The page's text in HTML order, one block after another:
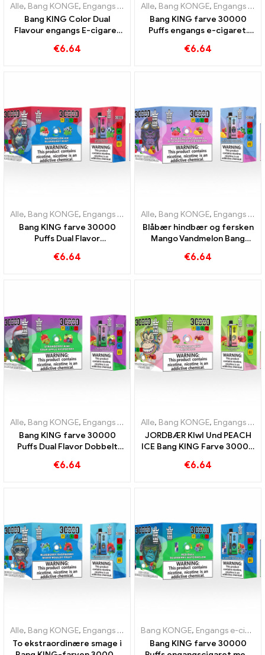
Alle, Bang KONGE, Engangs e-cigaretter Litauen ,Engangs e-
Bang KING Color Dual
Flavour engangs E-cigaret
med Strawberry
€6.64
Alle, Bang KONGE, Engangs e-cigaretter Litauen
Bang KING farve 30000
Puffs engangs e-cigaret.
af kølig vandmelon-is og
€6.64
Alle, Bang KONGE, Engangs e-cigaretter Litauen ,Engangs e-
Bang KING farve 30000
Puffs Dual Flavor
perfekte kombination af
€6.64
Alle, Bang KONGE, Engangs e-cigaretter Litauen
Blåbær hindbær og fersken
Mango Vandmelon Bang
ENGANGS E-CIGARETER
€6.64
Alle, Bang KONGE, Engangs e-cigaretter Litauen ,Engangs e-
Bang KING farve 30000
Puffs Dual Flavor Dobbelt
Kiwi og Sour Apple
€6.64
Alle, Bang KONGE, Engangs e-cigaretter Litauen
JORDBÆR KIwI Und PEACH
ICE Bang KING Farve 30000
Cigarette - Dual Flavor for
€6.64
Alle, Bang KONGE, Engangs e-cigaretter Litauen ,Engangs e-
To ekstraordinære smage i
Bang KONGE, Engangs e-cigaretter Litauen
Bang KING farve 30000